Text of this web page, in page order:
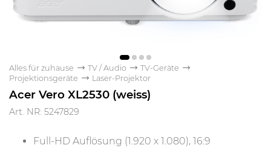
Alles für zuhause TV / Audio
TV-Geräte
Projektionsgeräte
Laser-Projektor
Acer Vero XL2530 (weiss)
Art. NR: 5247829
Full-HD Auflösung (1.920 x 1.080), 16:9